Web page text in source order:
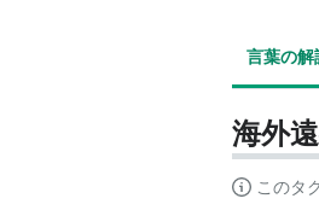
言葉の解
海外
このタ